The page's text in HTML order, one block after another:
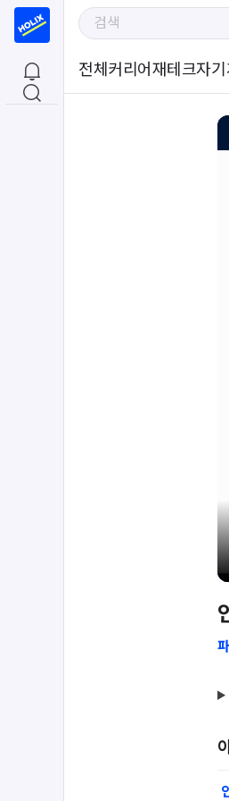
전체 커리어재테크자